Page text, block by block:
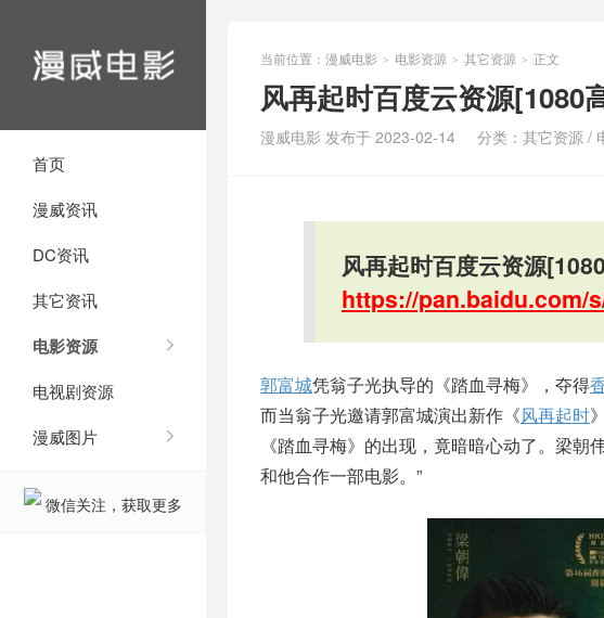
首页
漫威资讯
DC资讯
其它资讯
电影资源
电视剧资源
漫威图片
微信关注，获取更多
当前位置： 漫威电影 > 电影资源 > 其它资源 > 正文
风再起时百度云资源[1080
漫威电影 发布于 2023-02-14 分类： 其它资源 /
风再起时百度云资源
https://pan.baidu.com/
郭富城凭翁子光执导的《踏血寻梅》，夺得
而当翁子光邀请郭富城演出新作《风再起时
《踏血寻梅》的出现，竟暗暗心动了。梁
和他合作一部电影。”